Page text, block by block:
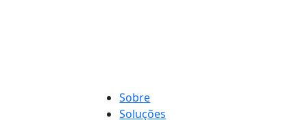
Sobre
Soluções